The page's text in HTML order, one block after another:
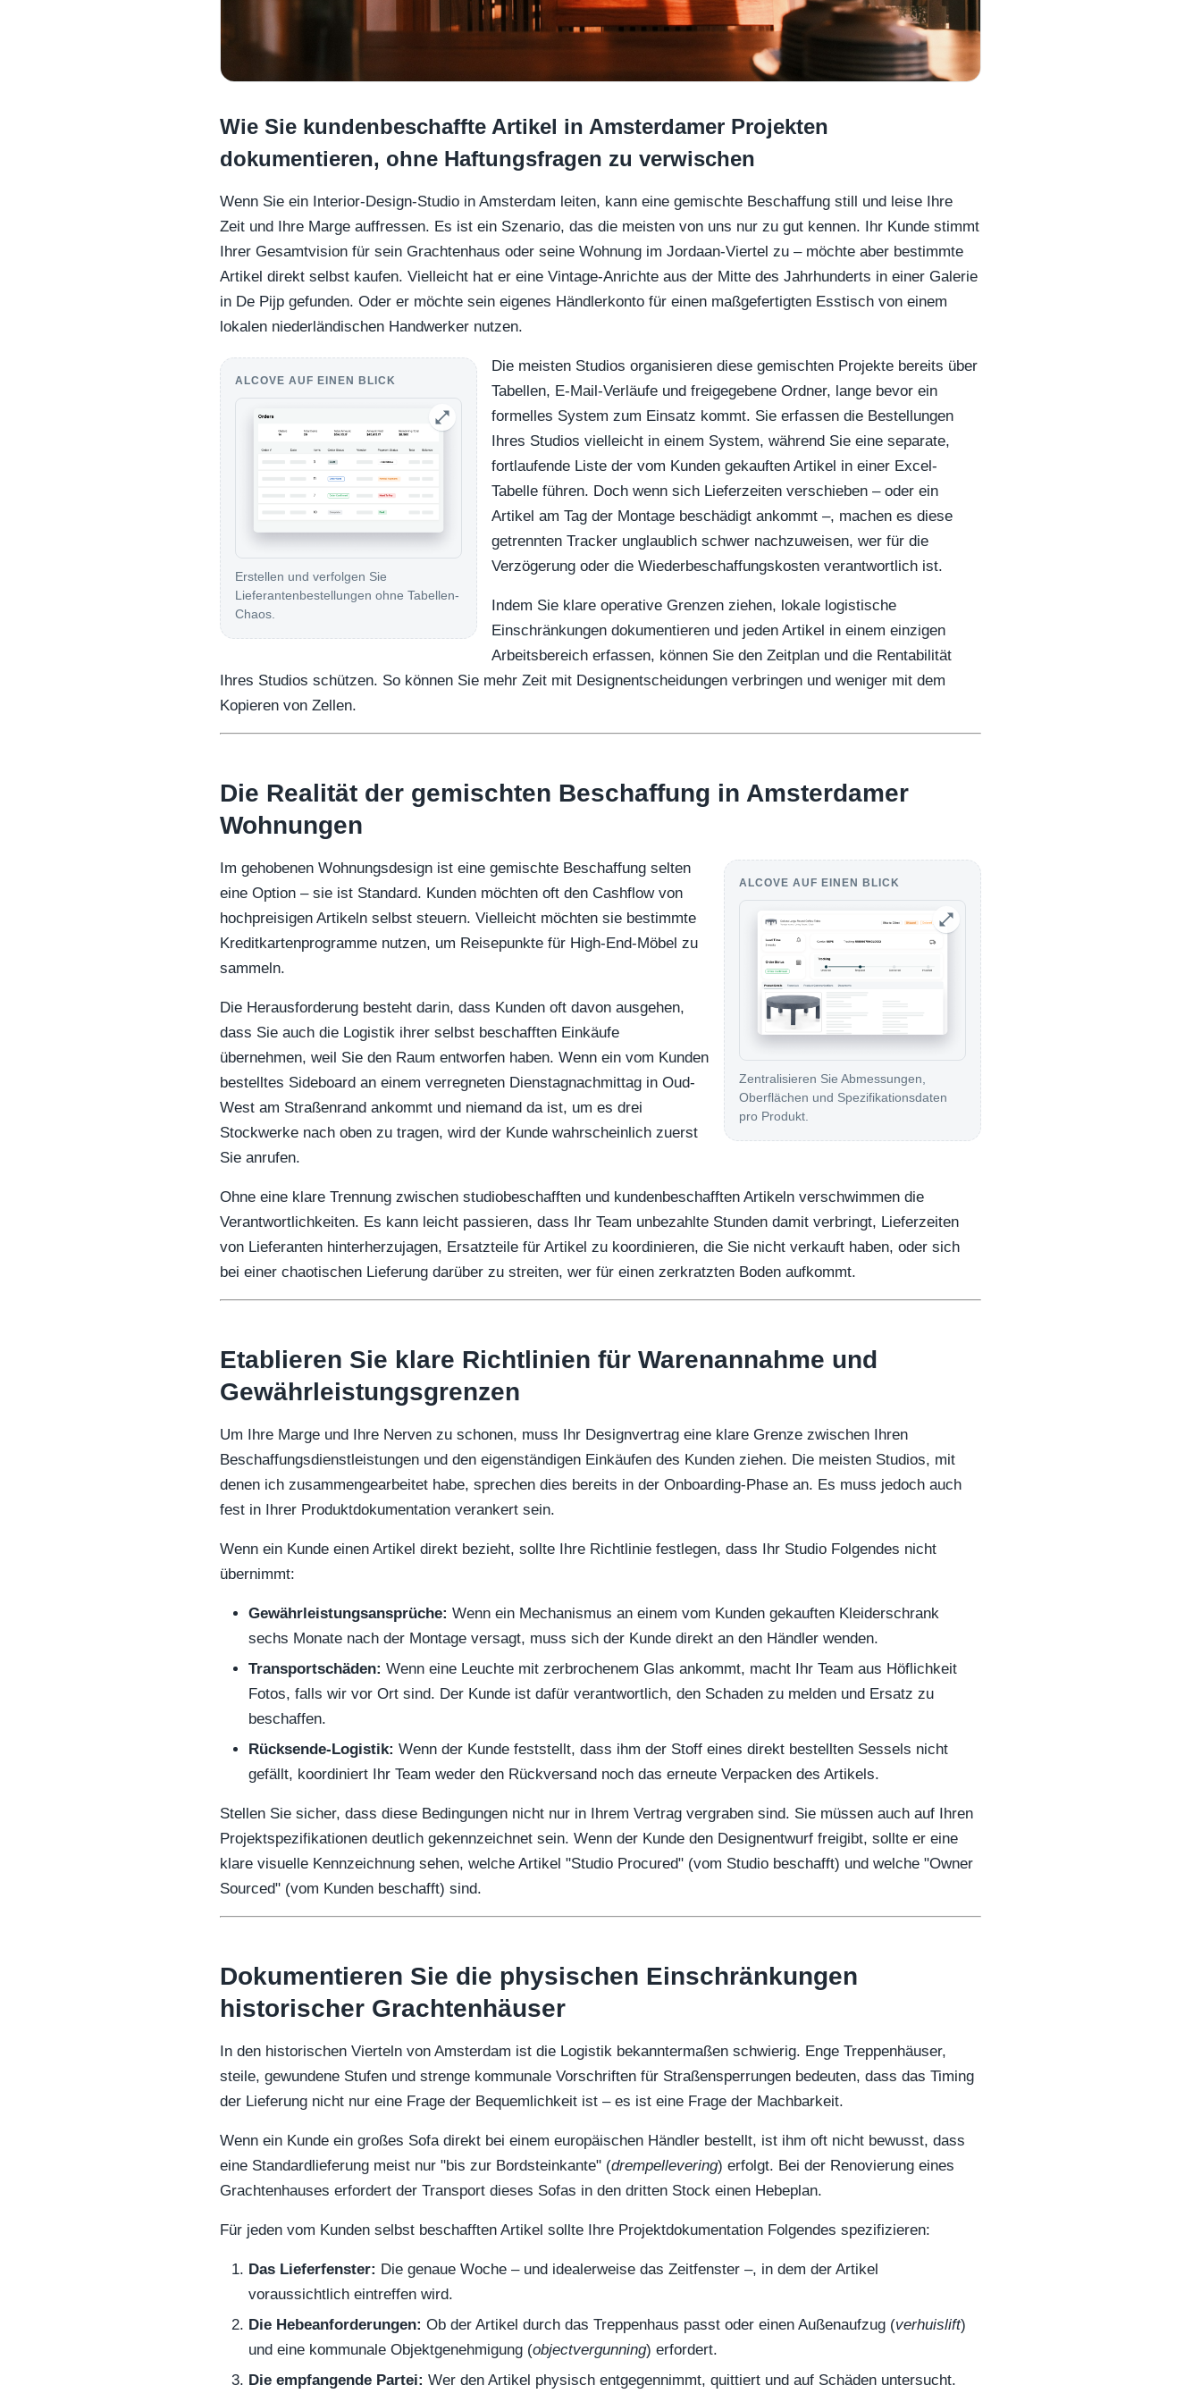
Wie Sie kundenbeschaffte Artikel in Amsterdamer Projekten
dokumentieren, ohne Haftungsfragen zu verwischen
Wenn Sie ein Interior-Design-Studio in Amsterdam leiten, kann eine gemischte Beschaffung still und leise Ihre
Zeit und Ihre Marge auffressen. Es ist ein Szenario, das die meisten von uns nur zu gut kennen. Ihr Kunde stimmt
Ihrer Gesamtvision für sein Grachtenhaus oder seine Wohnung im Jordaan-Viertel zu – möchte aber bestimmte
Artikel direkt selbst kaufen. Vielleicht hat er eine Vintage-Anrichte aus der Mitte des Jahrhunderts in einer Galerie
in De Pijp gefunden. Oder er möchte sein eigenes Händlerkonto für einen maßgefertigten Esstisch von einem
lokalen niederländischen Handwerker nutzen.
ALCOVE AUF EINEN BLICK
Erstellen und verfolgen Sie
Lieferantenbestellungen ohne Tabellen-
Chaos.
Die meisten Studios organisieren diese gemischten Projekte bereits über
Tabellen, E-Mail-Verläufe und freigegebene Ordner, lange bevor ein
formelles System zum Einsatz kommt. Sie erfassen die Bestellungen
Ihres Studios vielleicht in einem System, während Sie eine separate,
fortlaufende Liste der vom Kunden gekauften Artikel in einer Excel-
Tabelle führen. Doch wenn sich Lieferzeiten verschieben – oder ein
Artikel am Tag der Montage beschädigt ankommt –, machen es diese
getrennten Tracker unglaublich schwer nachzuweisen, wer für die
Verzögerung oder die Wiederbeschaffungskosten verantwortlich ist.
Indem Sie klare operative Grenzen ziehen, lokale logistische
Einschränkungen dokumentieren und jeden Artikel in einem einzigen
Arbeitsbereich erfassen, können Sie den Zeitplan und die Rentabilität
Ihres Studios schützen. So können Sie mehr Zeit mit Designentscheidungen verbringen und weniger mit dem
Kopieren von Zellen.
Die Realität der gemischten Beschaffung in Amsterdamer
Wohnungen
ALCOVE AUF EINEN BLICK
Zentralisieren Sie Abmessungen,
Oberflächen und Spezifikationsdaten
pro Produkt.
Im gehobenen Wohnungsdesign ist eine gemischte Beschaffung selten
eine Option – sie ist Standard. Kunden möchten oft den Cashflow von
hochpreisigen Artikeln selbst steuern. Vielleicht möchten sie bestimmte
Kreditkartenprogramme nutzen, um Reisepunkte für High-End-Möbel zu
sammeln.
Die Herausforderung besteht darin, dass Kunden oft davon ausgehen,
dass Sie auch die Logistik ihrer selbst beschafften Einkäufe
übernehmen, weil Sie den Raum entworfen haben. Wenn ein vom Kunden
bestelltes Sideboard an einem verregneten Dienstagnachmittag in Oud-
West am Straßenrand ankommt und niemand da ist, um es drei
Stockwerke nach oben zu tragen, wird der Kunde wahrscheinlich zuerst
Sie anrufen.
Ohne eine klare Trennung zwischen studiobeschafften und kundenbeschafften Artikeln verschwimmen die
Verantwortlichkeiten. Es kann leicht passieren, dass Ihr Team unbezahlte Stunden damit verbringt, Lieferzeiten
von Lieferanten hinterherzujagen, Ersatzteile für Artikel zu koordinieren, die Sie nicht verkauft haben, oder sich
bei einer chaotischen Lieferung darüber zu streiten, wer für einen zerkratzten Boden aufkommt.
Etablieren Sie klare Richtlinien für Warenannahme und
Gewährleistungsgrenzen
Um Ihre Marge und Ihre Nerven zu schonen, muss Ihr Designvertrag eine klare Grenze zwischen Ihren
Beschaffungsdienstleistungen und den eigenständigen Einkäufen des Kunden ziehen. Die meisten Studios, mit
denen ich zusammengearbeitet habe, sprechen dies bereits in der Onboarding-Phase an. Es muss jedoch auch
fest in Ihrer Produktdokumentation verankert sein.
Wenn ein Kunde einen Artikel direkt bezieht, sollte Ihre Richtlinie festlegen, dass Ihr Studio Folgendes nicht
übernimmt:
Gewährleistungsansprüche: Wenn ein Mechanismus an einem vom Kunden gekauften Kleiderschrank
sechs Monate nach der Montage versagt, muss sich der Kunde direkt an den Händler wenden.
Transportschäden: Wenn eine Leuchte mit zerbrochenem Glas ankommt, macht Ihr Team aus Höflichkeit
Fotos, falls wir vor Ort sind. Der Kunde ist dafür verantwortlich, den Schaden zu melden und Ersatz zu
beschaffen.
Rücksende-Logistik: Wenn der Kunde feststellt, dass ihm der Stoff eines direkt bestellten Sessels nicht
gefällt, koordiniert Ihr Team weder den Rückversand noch das erneute Verpacken des Artikels.
Stellen Sie sicher, dass diese Bedingungen nicht nur in Ihrem Vertrag vergraben sind. Sie müssen auch auf Ihren
Projektspezifikationen deutlich gekennzeichnet sein. Wenn der Kunde den Designentwurf freigibt, sollte er eine
klare visuelle Kennzeichnung sehen, welche Artikel "Studio Procured" (vom Studio beschafft) und welche "Owner
Sourced" (vom Kunden beschafft) sind.
Dokumentieren Sie die physischen Einschränkungen
historischer Grachtenhäuser
In den historischen Vierteln von Amsterdam ist die Logistik bekanntermaßen schwierig. Enge Treppenhäuser,
steile, gewundene Stufen und strenge kommunale Vorschriften für Straßensperrungen bedeuten, dass das Timing
der Lieferung nicht nur eine Frage der Bequemlichkeit ist – es ist eine Frage der Machbarkeit.
Wenn ein Kunde ein großes Sofa direkt bei einem europäischen Händler bestellt, ist ihm oft nicht bewusst, dass
eine Standardlieferung meist nur "bis zur Bordsteinkante" (drempellevering) erfolgt. Bei der Renovierung eines
Grachtenhauses erfordert der Transport dieses Sofas in den dritten Stock einen Hebeplan.
Für jeden vom Kunden selbst beschafften Artikel sollte Ihre Projektdokumentation Folgendes spezifizieren:
Das Lieferfenster: Die genaue Woche – und idealerweise das Zeitfenster –, in dem der Artikel
voraussichtlich eintreffen wird.
Die Hebeanforderungen: Ob der Artikel durch das Treppenhaus passt oder einen Außenaufzug (verhuislift)
und eine kommunale Objektgenehmigung (objectvergunning) erfordert.
Die empfangende Partei: Wer den Artikel physisch entgegennimmt, quittiert und auf Schäden untersucht.